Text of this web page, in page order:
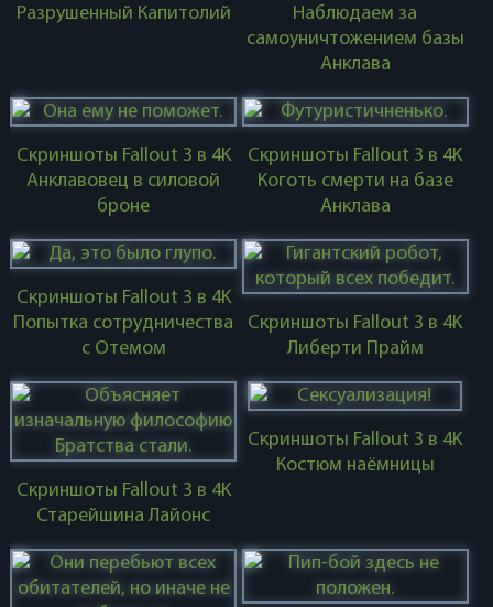
Разрушенный Капитолий
Наблюдаем за
самоуничтожением базы
Анклава
Скриншоты Fallout 3 в 4K
Анклавовец в силовой
броне
Скриншоты Fallout 3 в 4K
Коготь смерти на базе
Анклава
Скриншоты Fallout 3 в 4K
Попытка сотрудничества
с Отемом
Скриншоты Fallout 3 в 4K
Либерти Прайм
Скриншоты Fallout 3 в 4K
Старейшина Лайонс
Скриншоты Fallout 3 в 4K
Костюм наёмницы